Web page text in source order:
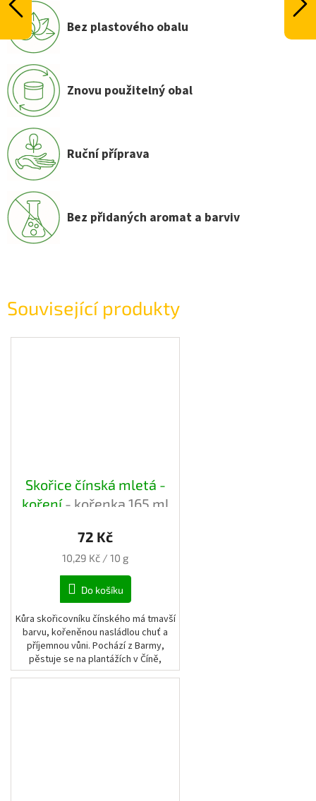
Související produkty
Skořice čínská mletá -
koření- kořenka 165 ml
72 Kč
Měrná
10,29 Kč / 10 g
Do košíku
Kůra skořicovníku čínského má tmavší
barvu, kořeněnou nasládlou chuť a
příjemnou vůni. Pochází z Barmy,
pěstuje se na plantážích v Číně,
Indonésii a Thajsku.
Bez plastového obalu
Znovu použitelný obal
Ruční příprava
Bez přidaných aromat a barviv